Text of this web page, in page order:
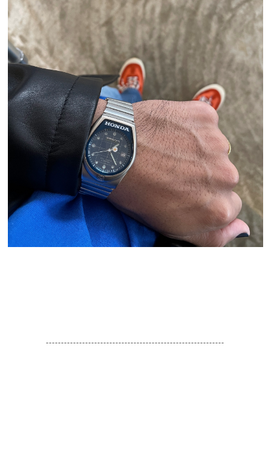
-----------------------------------------------------------